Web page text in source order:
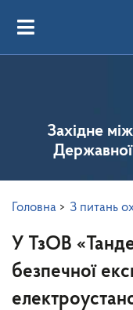
Західне
Головна > З питань
У ТзОВ
безпечної